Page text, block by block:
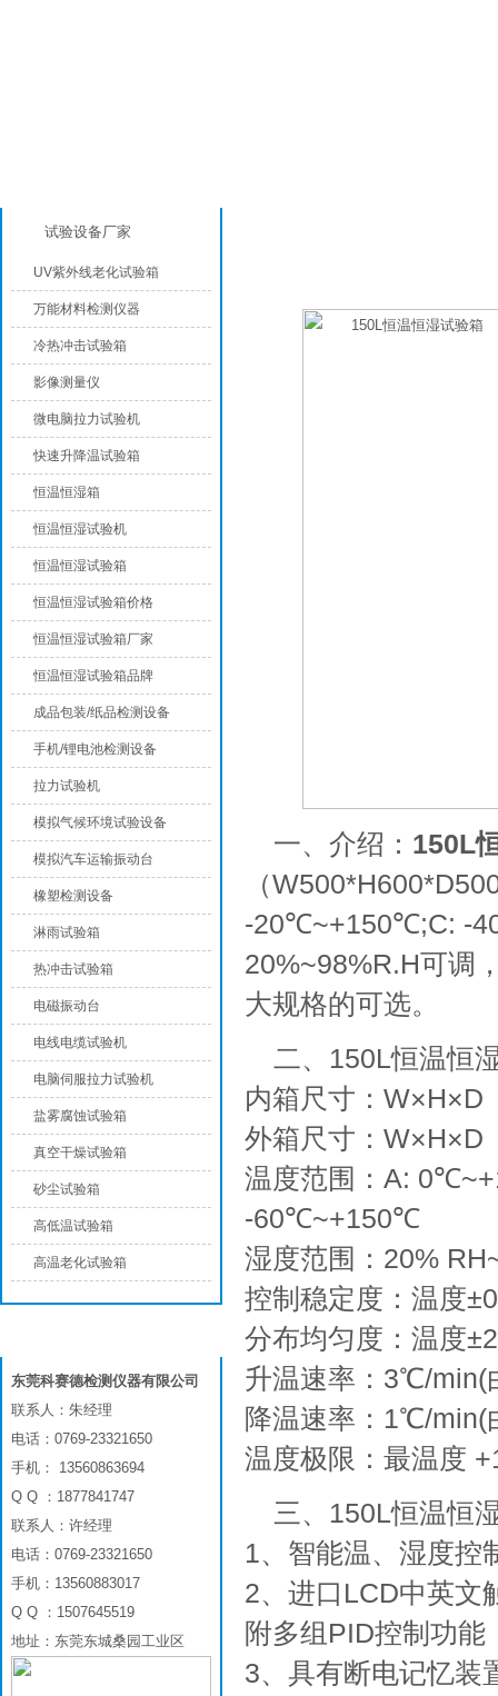
一、介绍： 150L
（
-20℃~+150℃;C: -
20%~98%R.H可调
大规格的可选。
二、150L恒温恒
内箱尺寸：W×H×D
外箱尺寸：W×H×D
温度范围：A:
-60℃~+150℃
湿度范围：20%
控制稳定度：温度
分布均匀度：温度
升温速率：3℃/
降温速率：1℃/
温度极限：最温度
三、150L恒温恒
1、智能温、湿度控
2、进口LCD中英文
附多组PID控制功能
3、具有断电记忆装
试验设备厂家
UV紫外线老化试验箱
万能材料检测仪器
冷热冲击试验箱
影像测量仪
微电脑拉力试验机
快速升降温试验箱
恒温恒湿箱
恒温恒湿试验机
恒温恒湿试验箱
恒温恒湿试验箱价格
恒温恒湿试验箱厂家
恒温恒湿试验箱品牌
成品包装/纸品检测设备
手机/锂电池检测设备
拉力试验机
模拟气候环境试验设备
模拟汽车运输振动台
橡塑检测设备
淋雨试验箱
热冲击试验箱
电磁振动台
电线电缆试验机
电脑伺服拉力试验机
盐雾腐蚀试验箱
真空干燥试验箱
砂尘试验箱
高低温试验箱
高温老化试验箱
东莞科赛德检测仪器有限公司
联系人：朱经理
电话：0769-23321650
手机： 13560863694
Q Q ：1877841747
联系人：许经理
电话：0769-23321650
手机：13560883017
Q Q ：1507645519
地址：东莞东城桑园工业区